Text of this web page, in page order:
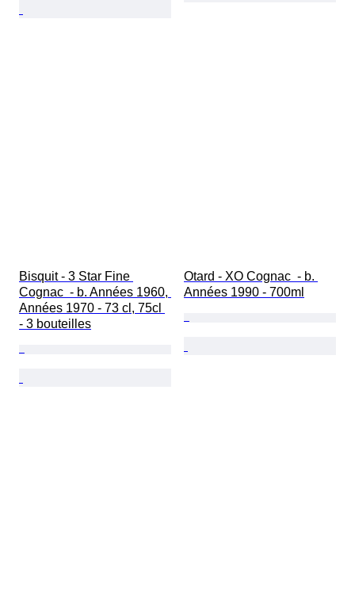
Bisquit - 3 Star Fine
Cognac  - b. Années 1960,
Années 1970 - 73 cl, 75cl
- 3 bouteilles
Otard - XO Cognac  - b.
Années 1990 - 700ml